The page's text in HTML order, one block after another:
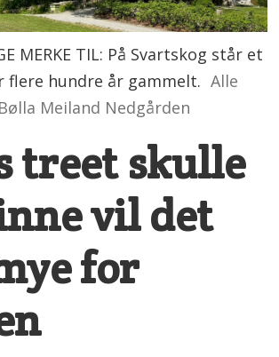
MERKE TIL: På Svartskog står et
flere hundre år gammelt. Alle
Meiland Nedgården
treet skulle
vil det
for